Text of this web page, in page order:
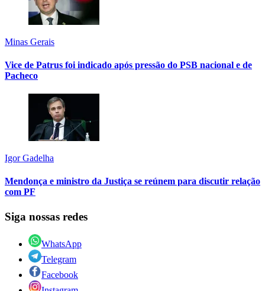
Minas Gerais
Vice de Patrus foi indicado após pressão do PSB nacional e de
Pacheco
Igor Gadelha
Mendonça e ministro da Justiça se reúnem para discutir relação
com PF
Siga nossas redes
WhatsApp
Telegram
Facebook